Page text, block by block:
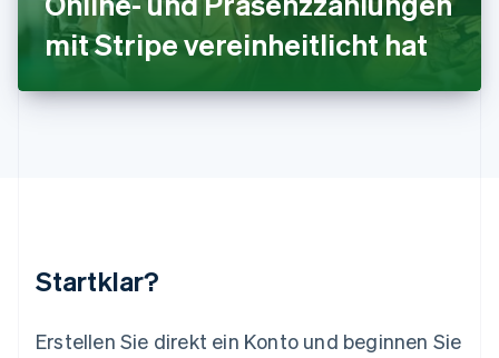
mit Stripe vereinheitlicht hat
Startklar?
Erstellen Sie direkt ein Konto und beginnen Sie
Luxemburg
FrançaisDeutschEnglish
Malaysia
Malta
Nederlands English
Norwegen
Österreich